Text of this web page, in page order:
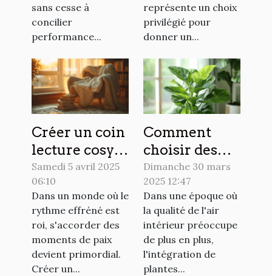
sans cesse à
concilier
performance...
représente un choix
privilégié pour
donner un...
Créer un coin
lecture cosy à
la maison
étapes
simples pour
un espace
détente
personnalisé
Samedi 5 avril 2025
06:10
Dans un monde où le
rythme effréné est
roi, s'accorder des
moments de paix
devient primordial.
Créer un...
Comment
choisir des
plantes
d'intérieur
peu
exigeantes
pour purifier
l'air
Dimanche 30 mars
2025 12:47
Dans une époque où
la qualité de l'air
intérieur préoccupe
de plus en plus,
l'intégration de
plantes...